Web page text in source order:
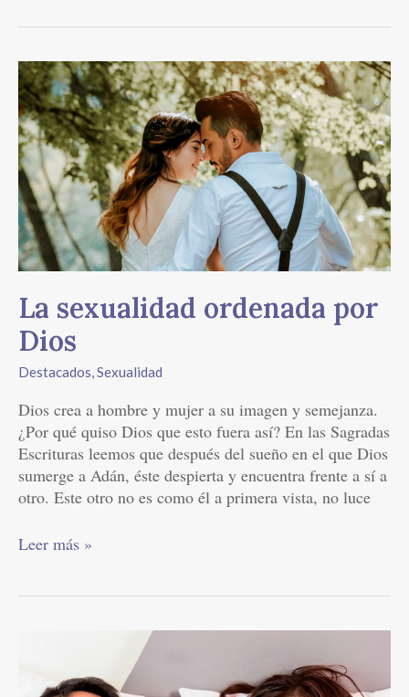
La sexualidad ordenada por
Dios
Destacados,Sexualidad
Dios crea a hombre y mujer a su imagen y semejanza.
¿Por qué quiso Dios que esto fuera así? En las Sagradas
Escrituras leemos que después del sueño en el que Dios
sumerge a Adán, éste despierta y encuentra frente a sí a
otro. Este otro no es como él a primera vista, no luce
La
sexualidad
ordenada
por
Dios
Leer más »
Cristiana